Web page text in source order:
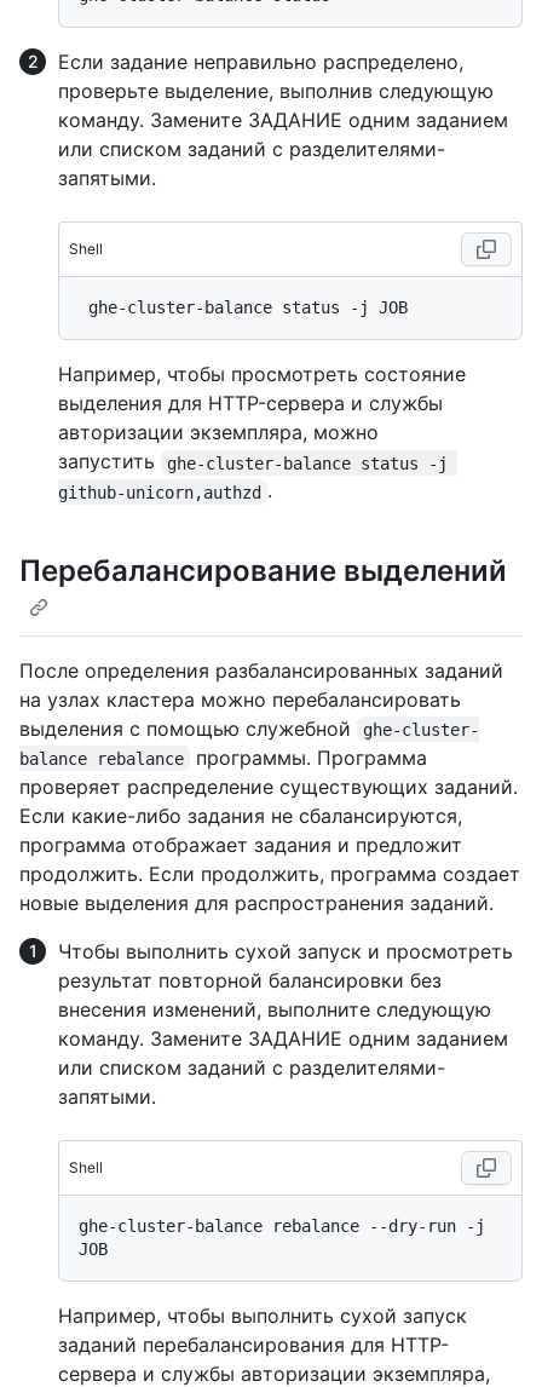
Если задание неправильно распределено,
проверьте выделение, выполнив следующую
команду. Замените ЗАДАНИЕ одним заданием
или списком заданий с разделителями-
запятыми.
Shell
Например, чтобы просмотреть состояние
выделения для HTTP-сервера и службы
авторизации экземпляра, можно
запустить
ghe-cluster-balance status -j
github-unicorn,authzd .
Перебалансирование выделений
После определения разбалансированных заданий
на узлах кластера можно перебалансировать
выделения с помощью служебной
ghe-cluster-
balance rebalance
программы. Программа
проверяет распределение существующих заданий.
Если какие-либо задания не сбалансируются,
программа отображает задания и предложит
продолжить. Если продолжить, программа создает
новые выделения для распространения заданий.
Чтобы выполнить сухой запуск и просмотреть
результат повторной балансировки без
внесения изменений, выполните следующую
команду. Замените ЗАДАНИЕ одним заданием
или списком заданий с разделителями-
запятыми.
Shell
ghe-cluster-balance rebalance --dry-run -j
Например, чтобы выполнить сухой запуск
заданий перебалансирования для HTTP-
сервера и службы авторизации экземпляра,